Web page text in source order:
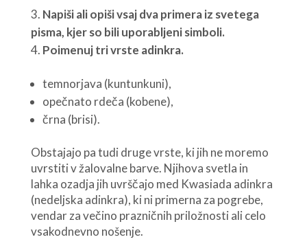
Napiši ali opiši vsaj dva primera iz svetega
pisma, kjer so bili uporabljeni simboli.
Poimenuj tri vrste adinkra.
temnorjava (kuntunkuni),
opečnato rdeča (kobene),
črna (brisi).
Obstajajo pa tudi druge vrste, ki jih ne moremo
uvrstiti v žalovalne barve. Njihova svetla in
lahka ozadja jih uvrščajo med Kwasiada adinkra
(nedeljska adinkra), ki ni primerna za pogrebe,
vendar za večino prazničnih priložnosti ali celo
vsakodnevno nošenje.